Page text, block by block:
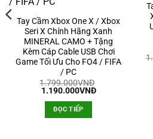
Tay Cầm Xbox One X / Xbox
Seri X Chính Hãng Xanh
MINERAL CAMO + Tặng
Kèm Cáp Cable USB Chơi
Game Tối Ưu Cho FO4 / FIFA
/ PC
1.799.000VNĐ
Giá
1.799.000VNĐ.
1.190.000VNĐGiá
ĐỌC TIẾP